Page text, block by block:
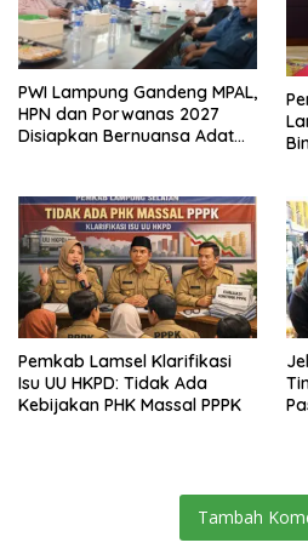
PWI Lampung Gandeng MPAL,
HPN dan Porwanas 2027
Disiapkan Bernuansa Adat
Pemkab Lamsel Klarifikasi
Isu UU HKPD: Tidak Ada
Kebijakan PHK Massal PPPK
Tambah